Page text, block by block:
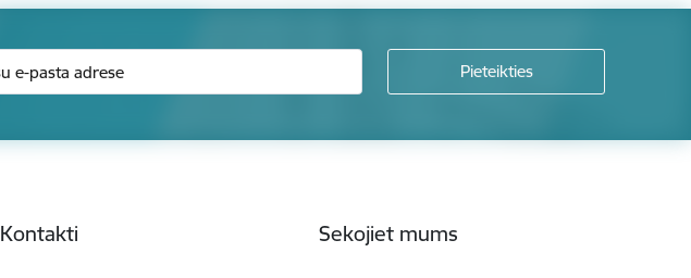
Kontakti Sekojiet mums